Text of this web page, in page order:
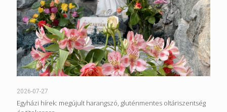
2026-07-27
Egyházi hírek: megújult harangszó, gluténmentes oltáriszentség